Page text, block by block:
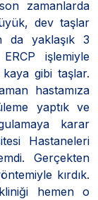
zamanlarda
dev taşlar
da yaklaşık 3
işlemiyle
gibi taşlar.
hastamıza
yaptık ve
karar
Hastaneleri
Gerçekten
kırdık.
hemen o